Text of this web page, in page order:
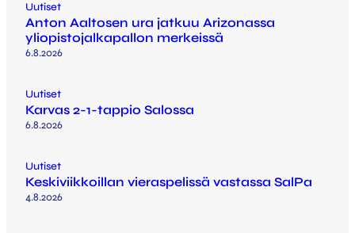
Uutiset
Anton Aaltosen ura jatkuu Arizonassa
yliopistojalkapallon merkeissä
6.8.2026
Uutiset
Karvas 2-1-tappio Salossa
6.8.2026
Uutiset
Keskiviikkoillan vieraspelissä vastassa SalPa
4.8.2026